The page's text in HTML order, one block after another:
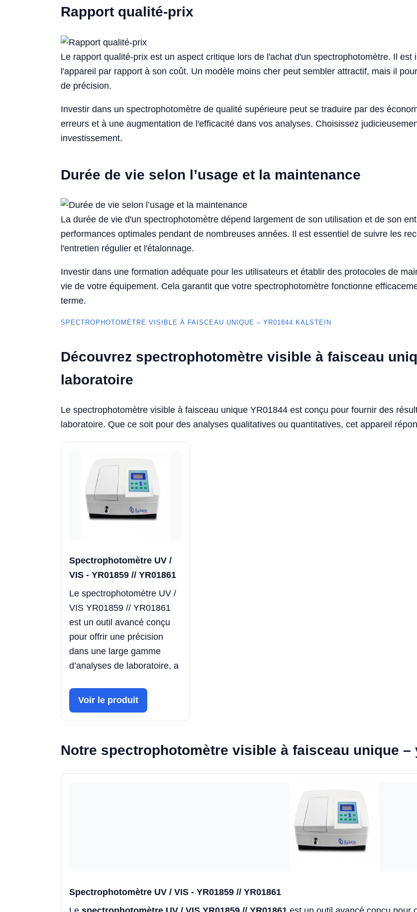
Rapport qualité-prix
Le rapport qualité-prix est un aspect critique lors de l'achat d'un spectrophotomètre. Il
l'appareil par rapport à son coût. Un modèle moins cher peut sembler attractif, mais il
de précision.
Investir dans un spectrophotomètre de qualité supérieure peut se traduire par des
erreurs et à une augmentation de l'efficacité dans vos analyses. Choisissez
investissement.
Durée de vie selon l’usage et la maintenance
La durée de vie d'un spectrophotomètre dépend largement de son utilisation et de son
performances optimales pendant de nombreuses années. Il est essentiel de suivre les
l'entretien régulier et l'étalonnage.
Investir dans une formation adéquate pour les utilisateurs et établir des protocoles de
vie de votre équipement. Cela garantit que votre spectrophotomètre fonctionne
terme.
SPECTROPHOTOMÈTRE VISIBLE À FAISCEAU UNIQUE – YR01844 KALSTEIN
Découvrez spectrophotomètre visible à faisceau
laboratoire
Le spectrophotomètre visible à faisceau unique YR01844 est conçu pour fournir des
laboratoire. Que ce soit pour des analyses qualitatives ou quantitatives, cet appareil
Spectrophotomètre UV /
VIS - YR01859 // YR01861
Le spectrophotomètre UV /
VIS YR01859 // YR01861
est un outil avancé conçu
pour offrir une précision
dans une large gamme
d’analyses de laboratoire, a
Voir le produit
Notre spectrophotomètre visible à faisceau unique –
Spectrophotomètre UV / VIS - YR01859 // YR01861